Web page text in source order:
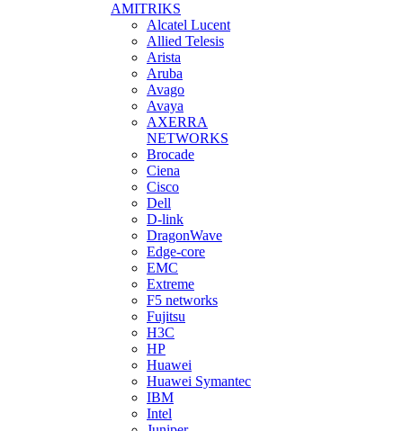
AMITRIKS
Alcatel Lucent
Allied Telesis
Arista
Aruba
Avago
Avaya
AXERRA
NETWORKS
Brocade
Ciena
Cisco
Dell
D-link
DragonWave
Edge-core
EMC
Extreme
F5 networks
Fujitsu
H3С
HP
Huawei
Huawei Symantec
IBM
Intel